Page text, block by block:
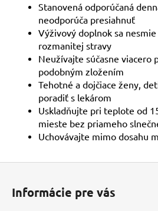
Stanovená odporúčaná
neodporúča presiahnuť
Výživový doplnok sa
rozmanitej stravy
Neužívajte súčasne viacero
podobným zložením
Tehotné a dojčiace ženy,
poradiť s lekárom
Uskladňujte pri teplote od
mieste bez priameho
Uchovávajte mimo dosahu
Informácie pre vás